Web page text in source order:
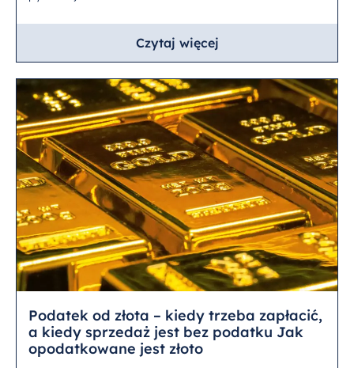
Czytaj więcej
Podatek od złota – kiedy trzeba zapłacić,
a kiedy sprzedaż jest bez podatku Jak
opodatkowane jest złoto